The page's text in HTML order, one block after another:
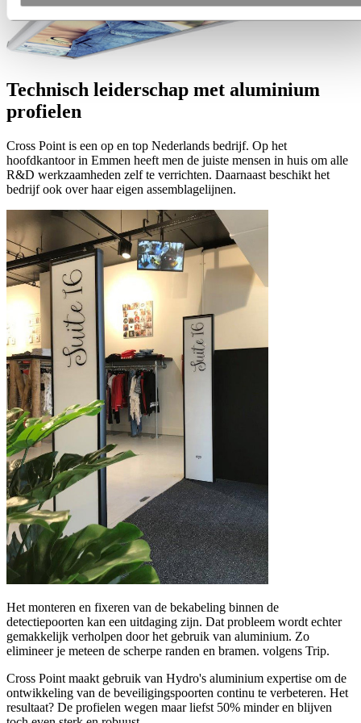
Technisch leiderschap met aluminium
profielen
Cross Point is een op en top Nederlands bedrijf. Op het
hoofdkantoor in Emmen heeft men de juiste mensen in huis om alle
R&D werkzaamheden zelf te verrichten. Daarnaast beschikt het
bedrijf ook over haar eigen assemblagelijnen.
Het monteren en fixeren van de bekabeling binnen de
detectiepoorten kan een uitdaging zijn. Dat probleem wordt echter
gemakkelijk verholpen door het gebruik van aluminium. Zo
elimineer je meteen de scherpe randen en bramen. volgens Trip.
Cross Point maakt gebruik van Hydro's aluminium expertise om de
ontwikkeling van de beveiligingspoorten continu te verbeteren. Het
resultaat? De profielen wegen maar liefst 50% minder en blijven